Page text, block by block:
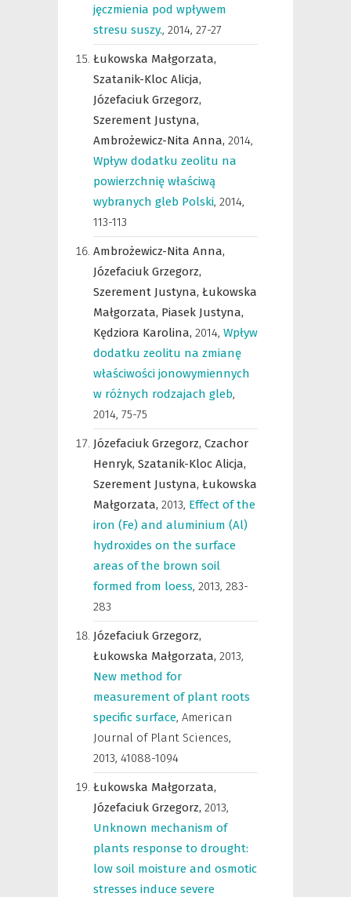
jęczmienia pod wpływem
stresu suszy., 2014, 27-27
Łukowska Małgorzata,
Szatanik-Kloc Alicja,
Józefaciuk Grzegorz,
Szerement Justyna,
Ambrożewicz-Nita Anna, 2014,
Wpływ dodatku zeolitu na
powierzchnię właściwą
wybranych gleb Polski, 2014,
113-113
Ambrożewicz-Nita Anna,
Józefaciuk Grzegorz,
Szerement Justyna, Łukowska
Małgorzata, Piasek Justyna,
Kędziora Karolina, 2014, Wpływ
dodatku zeolitu na zmianę
właściwości jonowymiennych
w różnych rodzajach gleb,
2014, 75-75
Józefaciuk Grzegorz, Czachor
Henryk, Szatanik-Kloc Alicja,
Szerement Justyna, Łukowska
Małgorzata, 2013, Effect of the
iron (Fe) and aluminium (Al)
hydroxides on the surface
areas of the brown soil
formed from loess, 2013, 283-
283
Józefaciuk Grzegorz,
Łukowska Małgorzata, 2013,
New method for
measurement of plant roots
specific surface, American
Journal of Plant Sciences,
2013, 41088-1094
Łukowska Małgorzata,
Józefaciuk Grzegorz, 2013,
Unknown mechanism of
plants response to drought:
low soil moisture and osmotic
stresses induce severe